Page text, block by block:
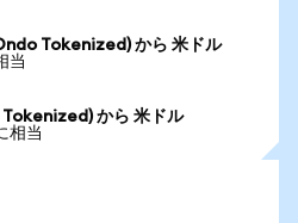
Tokenized) から 米ドル
当
から 米ドル
相当